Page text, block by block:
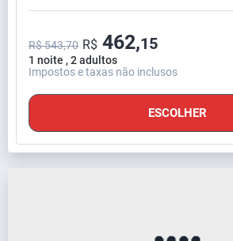
1 noite , 2 adultos
R$ 543,70 R$ 462,15
Impostos e taxas não inclusos
ESCOLHER